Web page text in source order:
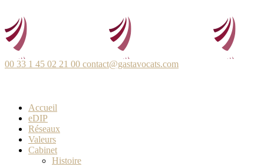
00 33 1 45 02 21 00 contact@gastavocats.com
Accueil
eDIP
Réseaux
Valeurs
Cabinet
Histoire